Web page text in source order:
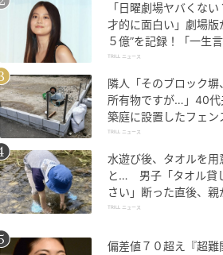
「日曜劇場ヤバくな
才的に面白い」劇場版
５億”を記録！「一生
る」放送後も続く“切
TRILL ニュース
隣人「そのブロック塀
所有物ですが…」40代
築庭に設置したフェン
に迫られた"顛末"
TRILL ニュース
水遊び後、タオルを用
と… 男子「タオル貸
さい」断った直後、親
放った一言に絶句
TRILL ニュース
偏差値７０超え『超難